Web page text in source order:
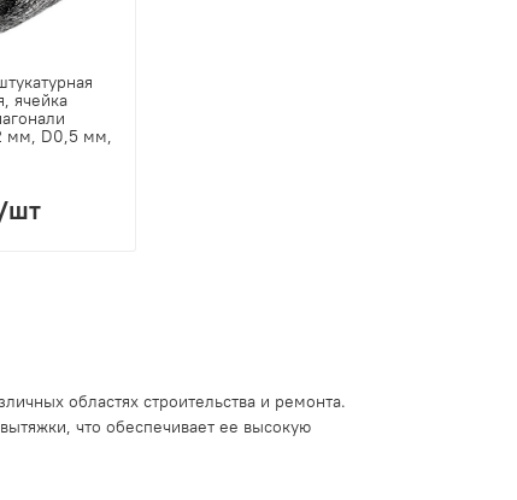
ячейка
мм, D0,5 мм,
шт
областях строительства и ремонта.
что обеспечивает ее высокую